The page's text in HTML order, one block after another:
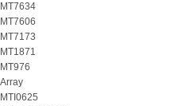
MT7634
MT7606
MT7173
MT1871
MT976
Array
MTI0625